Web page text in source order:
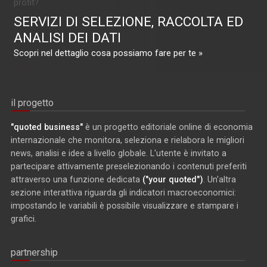
profit?
SERVIZI DI SELEZIONE, RACCOLTA ED
ANALISI DEI DATI
Scopri nel dettaglio cosa possiamo fare per te »
il progetto
"quoted business" è un progetto editoriale online di economia
internazionale che monitora, seleziona e rielabora le migliori
news, analisi e idee a livello globale. L'utente è invitato a
partecipare attivamente preselezionando i contenuti preferiti
attraverso una funzione dedicata ("your quoted") . Un'altra
sezione interattiva riguarda gli indicatori macroeconomici:
impostando le variabili è possibile visualizzare e stampare i
grafici.
partnership